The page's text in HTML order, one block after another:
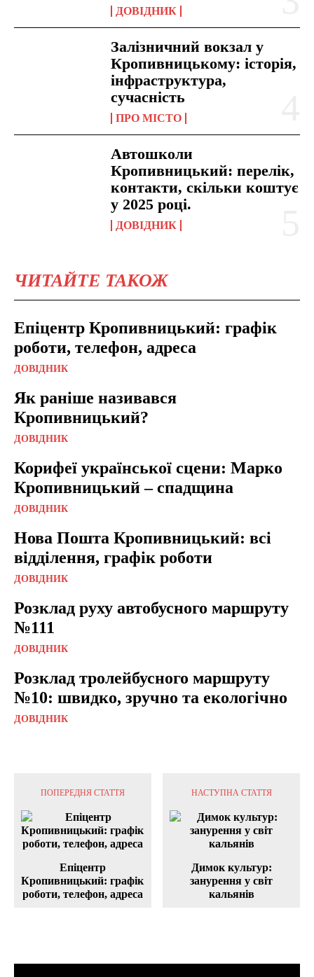
ДОВІДНИК
Залізничний вокзал у
Кропивницькому: історія,
інфраструктура,
сучасність
ПРО МІСТО
Автошколи
Кропивницький: перелік,
контакти, скільки коштує
у 2025 році.
ДОВІДНИК
ЧИТАЙТЕ ТАКОЖ
Епіцентр Кропивницький: графік
роботи, телефон, адреса
ДОВІДНИК
Як раніше називався
Кропивницький?
ДОВІДНИК
Корифеї української сцени: Марко
Кропивницький – спадщина
ДОВІДНИК
Нова Пошта Кропивницький: всі
відділення, графік роботи
ДОВІДНИК
Розклад руху автобусного маршруту
№111
ДОВІДНИК
Розклад тролейбусного маршруту
№10: швидко, зручно та екологічно
ДОВІДНИК
ПОПЕРЕДНЯ СТАТТЯ
Епіцентр
Кропивницький: графік
роботи, телефон, адреса
НАСТУПНА СТАТТЯ
Димок культур:
занурення у світ
кальянів